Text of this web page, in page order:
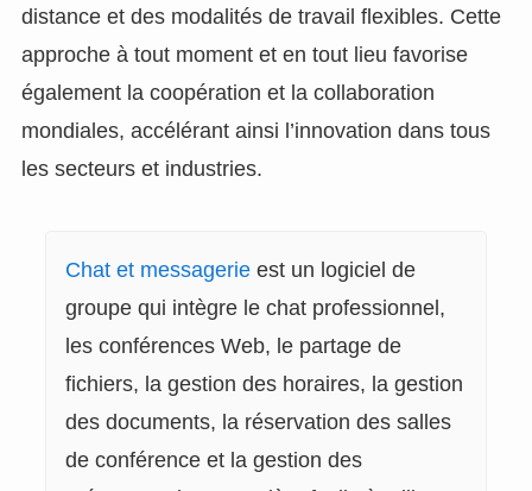
distance et des modalités de travail flexibles. Cette
approche à tout moment et en tout lieu favorise
également la coopération et la collaboration
mondiales, accélérant ainsi l’innovation dans tous
les secteurs et industries.
Chat et messagerie est un logiciel de
groupe qui intègre le chat professionnel,
les conférences Web, le partage de
fichiers, la gestion des horaires, la gestion
des documents, la réservation des salles
de conférence et la gestion des